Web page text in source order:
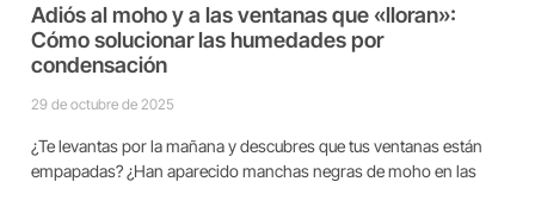
Adiós al moho y a las ventanas que «lloran»:
Cómo solucionar las humedades por
condensación
29 de octubre de 2025
¿Te levantas por la mañana y descubres que tus ventanas están
empapadas? ¿Han aparecido manchas negras de moho en las